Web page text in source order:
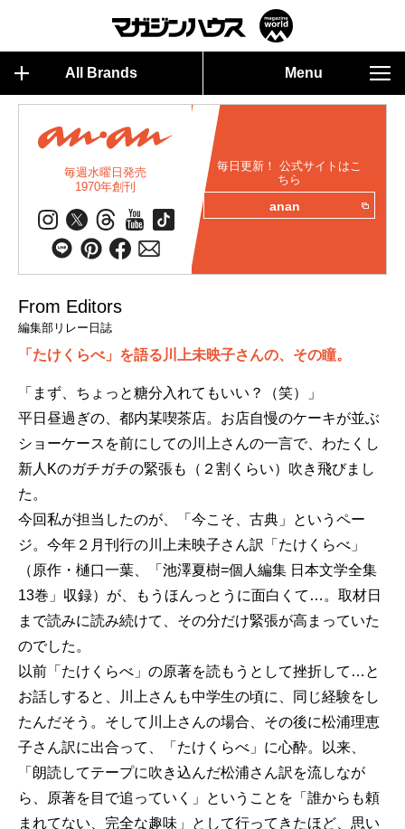
All Brands Menu
毎週水曜日発売
1970年創刊
毎日更新！ 公式サイトはこ
ちら
anan
From Editors
編集部リレー日誌
「たけくらべ」を語る川上未映子さんの、その瞳。
「まず、ちょっと糖分入れてもいい？（笑）」
平日昼過ぎの、都内某喫茶店。お店自慢のケーキが並ぶ
ショーケースを前にしての川上さんの一言で、わたくし
新人Kのガチガチの緊張も（２割くらい）吹き飛びまし
た。
今回私が担当したのが、「今こそ、古典」というペー
ジ。今年２月刊行の川上未映子さん訳「たけくらべ」
（原作・樋口一葉、「池澤夏樹=個人編集 日本文学全集
13巻」収録）が、もうほんっとうに面白くて…。取材日
まで読みに読み続けて、その分だけ緊張が高まっていた
のでした。
以前「たけくらべ」の原著を読もうとして挫折して…と
お話しすると、川上さんも中学生の頃に、同じ経験をし
たんだそう。そして川上さんの場合、その後に松浦理恵
子さん訳に出合って、「たけくらべ」に心酔。以来、
「朗読してテープに吹き込んだ松浦さん訳を流しなが
ら、原著を目で追っていく」ということを「誰からも頼
まれてない、完全な趣味」として行ってきたほど、思い